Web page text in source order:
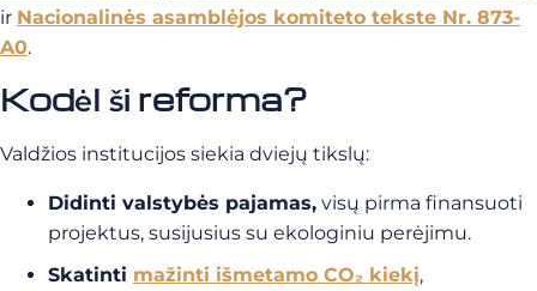
ir Nacionalinės asamblėjos komiteto tekste Nr. 873-
A0.
Kodėl ši reforma?
Valdžios institucijos siekia dviejų tikslų:
Didinti valstybės pajamas, visų pirma finansuoti
projektus, susijusius su ekologiniu perėjimu.
Skatinti mažinti išmetamo CO₂ kiekį,